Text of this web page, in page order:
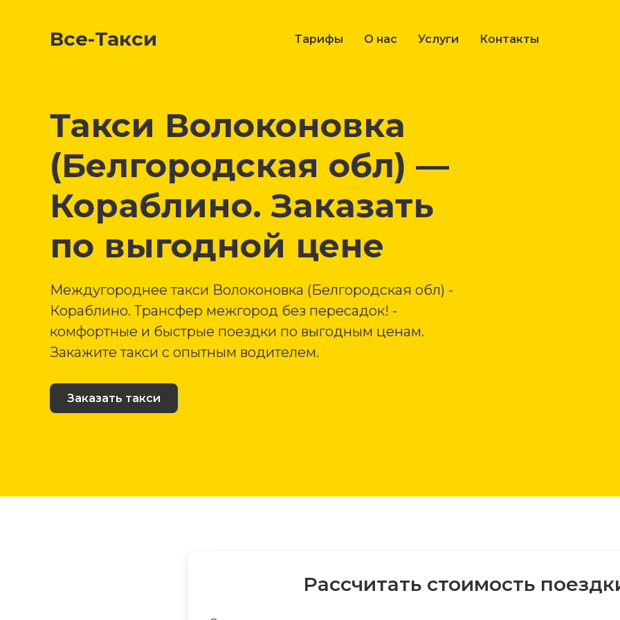
Все-Такси Тарифы О нас Услуги Контакты
Такси Волоконовка
(Белгородская обл) —
Кораблино. Заказать
по выгодной цене
Междугороднее такси Волоконовка (Белгородская обл) -
Кораблино. Трансфер межгород без пересадок! -
комфортные и быстрые поездки по выгодным ценам.
Закажите такси с опытным водителем.
Заказать такси
Рассчитать стоимость